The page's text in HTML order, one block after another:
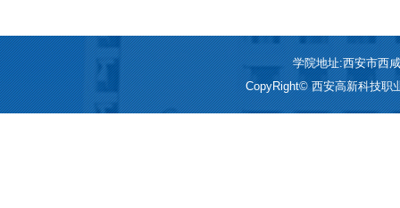
学院地址:西安市西
CopyRight© 西安高新科技职